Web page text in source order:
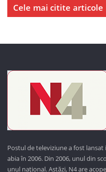
Cele mai citite articole
Postul de televiziune a fost
abia în 2006. Din 2006, unul din
unul național. Astăzi, N4 are